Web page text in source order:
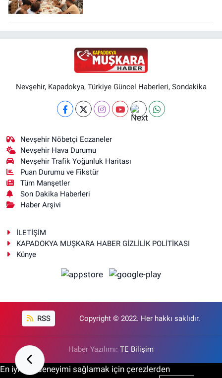
Nevşehir, Kapadokya, Türkiye Güncel Haberleri, Sondakika
Nevşehir Nöbetçi Eczaneler
Nevşehir Hava Durumu
Nevşehir Trafik Yoğunluk Haritası
Puan Durumu ve Fikstür
Tüm Manşetler
Son Dakika Haberleri
Haber Arşivi
İLETİŞİM
KAPADOKYA MUŞKARA HABER GİZLİLİK POLİTİKASI
Künye
RSS Copyright © 2022. Her hakkı saklıdır.
Haber Yazılımı: TE Bilişim
En iyi site deneyimi sağlamak için çerezlerden